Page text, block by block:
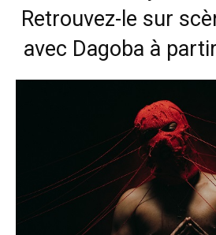
Retrouvez-le sur
avec Dagoba à